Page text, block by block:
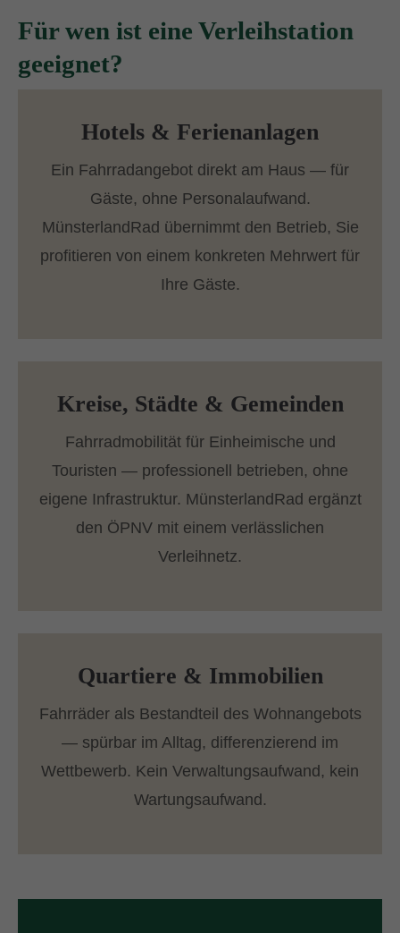
Für wen ist eine Verleihstation
geeignet?
Hotels & Ferienanlagen
Ein Fahrradangebot direkt am Haus — für
Gäste, ohne Personalaufwand.
MünsterlandRad übernimmt den Betrieb, Sie
profitieren von einem konkreten Mehrwert für
Ihre Gäste.
Kreise, Städte & Gemeinden
Fahrradmobilität für Einheimische und
Touristen — professionell betrieben, ohne
eigene Infrastruktur. MünsterlandRad ergänzt
den ÖPNV mit einem verlässlichen
Verleihnetz.
Quartiere & Immobilien
Fahrräder als Bestandteil des Wohnangebots
— spürbar im Alltag, differenzierend im
Wettbewerb. Kein Verwaltungsaufwand, kein
Wartungsaufwand.